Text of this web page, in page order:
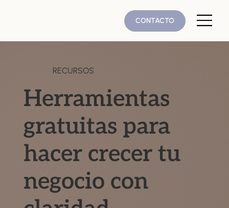
CONTACTO
RECURSOS
Herramientas
gratuitas para
hacer crecer tu
negocio con